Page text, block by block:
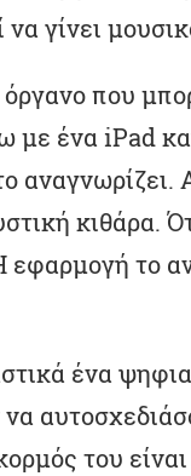
γίνει
που
με ένα iPad
κιθάρα.
το
ένα
του